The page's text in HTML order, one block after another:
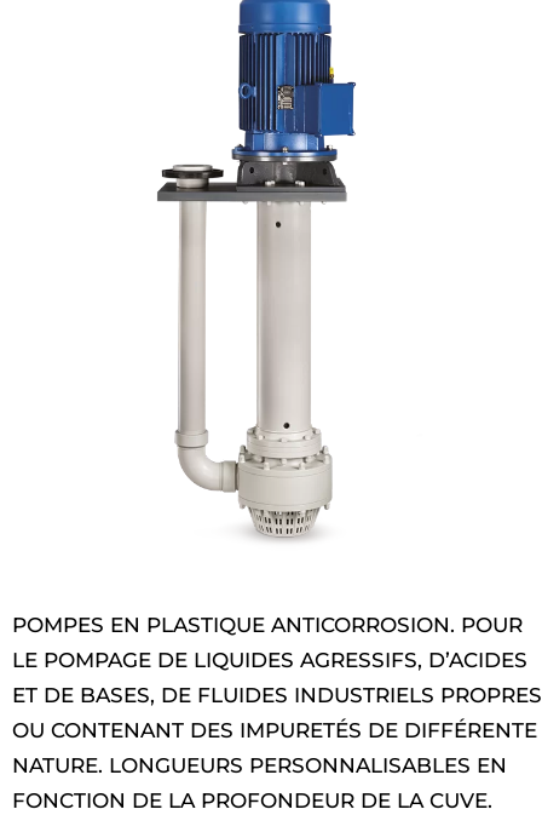
POMPES EN PLASTIQUE ANTICORROSION. POUR
LE POMPAGE DE LIQUIDES AGRESSIFS, D’ACIDES
ET DE BASES, DE FLUIDES INDUSTRIELS PROPRES
OU CONTENANT DES IMPURETÉS DE DIFFÉRENTE
NATURE. LONGUEURS PERSONNALISABLES EN
FONCTION DE LA PROFONDEUR DE LA CUVE.